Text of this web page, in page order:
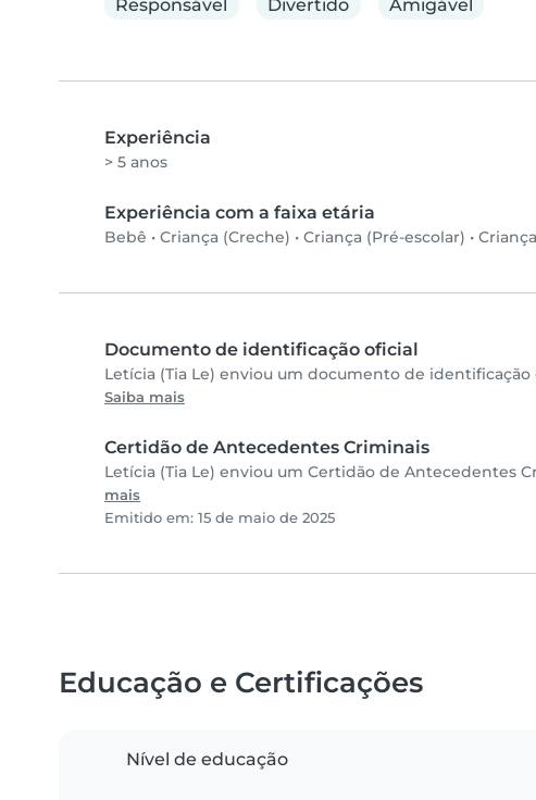
Responsável
Divertido Amigável
Experiência
> 5 anos
Experiência com a faixa etária
Bebê • Criança (Creche) • Criança (Pré-escolar) •
Documento de identificação oficial
Letícia (Tia Le) enviou um documento de
Saiba mais
Certidão de Antecedentes Criminais
Letícia (Tia Le) enviou um Certidão de Antecedentes
mais
Emitido em: 15 de maio de 2025
Educação e Certificações
Nível de educação